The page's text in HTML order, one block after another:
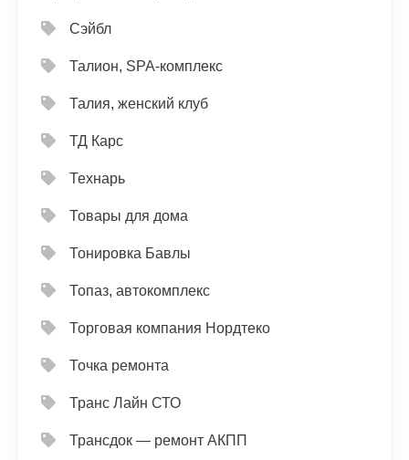
Сэйбл
Талион, SPA-комплекс
Талия, женский клуб
ТД Карс
Технарь
Товары для дома
Тонировка Бавлы
Топаз, автокомплекс
Торговая компания Нордтеко
Точка ремонта
Транс Лайн СТО
Трансдок — ремонт АКПП